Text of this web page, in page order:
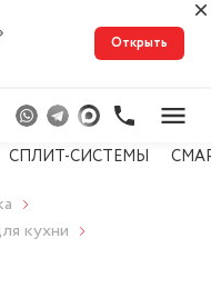
Открыть
СПЛИТ-СИСТЕМЫ
кухни